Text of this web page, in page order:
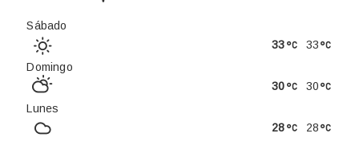
Sábado
33
33
Domingo
30
30
Lunes
28
28